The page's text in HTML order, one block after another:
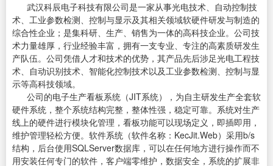
武汉科辰电子科技有限公司是一家从事光电技术、自动控制技
术、工业参数检测、控制与显示及其相关领域软硬件研发与制造的
综合性企业；是集科研、生产、销售为一体的高科技企业。公司技
术力量雄厚，行业经验丰富，拥有一支专业、专注的高素质研发生
产队伍。公司凭借人才和技术的优势，其产品先后涉足光电工程技
术、自动识别技术、智能化控制技术以及工业参数检测、控制与显
示等高科技领域。
公司的电子生产看板系统（JIT系统），为自主研发生产全套软
硬件系统，整个系统结构完整，整体性强，稳定可靠。系统对生产
线上的硬件进行模块化管理，看板功能可以现场定义，即插即用，
维护管理轻松方便。软件系统（软件名称：KecJit.Web）采用b/s
结构，后台使用SQLServer数据库，可以在任何地方进行操作而不
用安装任何专门的软件，客户端零维护，数据安全，系统的扩展非